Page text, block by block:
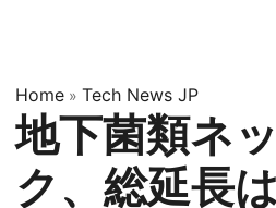
Home » Tech News JP
地下菌類ネ
ク、総延長